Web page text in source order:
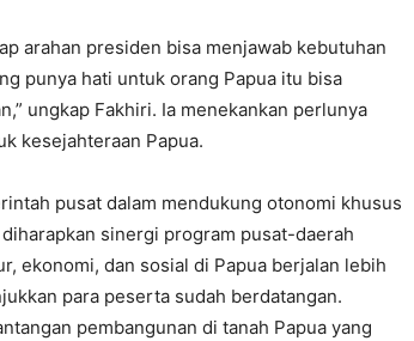
arahan presiden bisa menjawab kebutuhan
punya hati untuk orang Papua itu bisa
ungkap Fakhiri. Ia menekankan perlunya
kesejahteraan Papua.​
pusat dalam mendukung otonomi khusus
sinergi program pusat-daerah
ekonomi, dan sosial di Papua berjalan lebih
para peserta sudah berdatangan.
pembangunan di tanah Papua yang